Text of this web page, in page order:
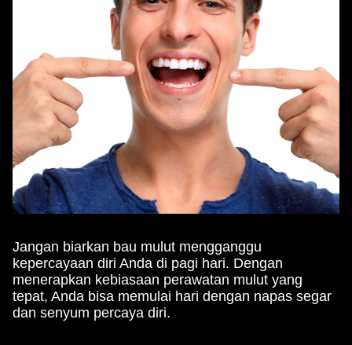
Jangan biarkan bau mulut mengganggu
kepercayaan diri Anda di pagi hari. Dengan
menerapkan kebiasaan perawatan mulut yang
tepat, Anda bisa memulai hari dengan napas segar
dan senyum percaya diri.